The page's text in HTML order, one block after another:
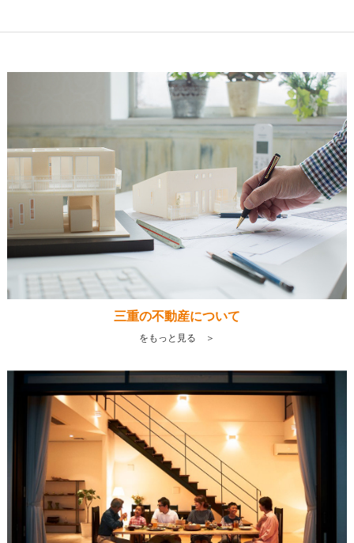
三重の不動産について
をもっと見る ＞